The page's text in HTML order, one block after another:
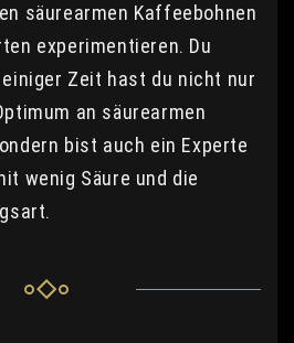
säurearmen Kaffeebohnen
experimentieren. Du
Zeit hast du nicht nur
an säurearmen
bist auch ein Experte
wenig Säure und die